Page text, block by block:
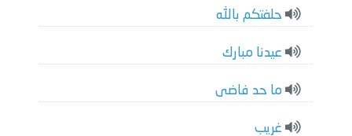
حلفتكم بالله
عيدنا مبارك
ما حد فاضى
غريب